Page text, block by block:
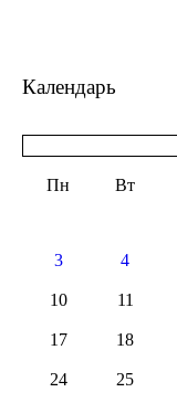
Календарь
Пн Вт
3 4
10 11
17 18
24 25